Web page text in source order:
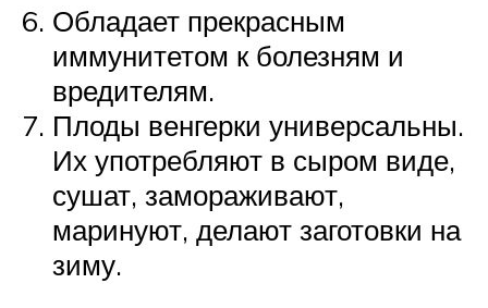
Обладает прекрасным
иммунитетом к болезням и
вредителям.
Плоды венгерки универсальны.
Их употребляют в сыром виде,
сушат, замораживают,
маринуют, делают заготовки на
зиму.